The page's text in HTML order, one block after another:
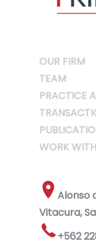
OUR FIRM
TEAM
PRACTICE
WORK
Alonso
Vitacura,
+562